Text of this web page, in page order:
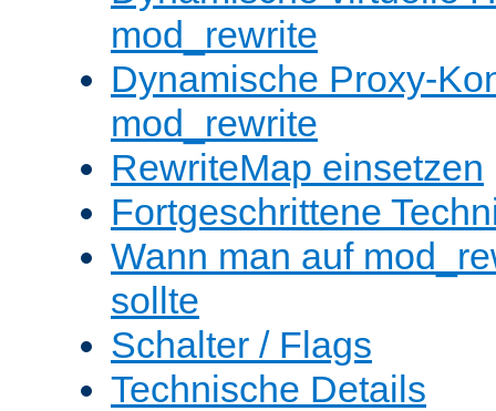
mod_rewrite
Dynamische Proxy-
mod_rewrite
RewriteMap einsetzen
Fortgeschrittene
Wann man auf
sollte
Schalter / Flags
Technische Details